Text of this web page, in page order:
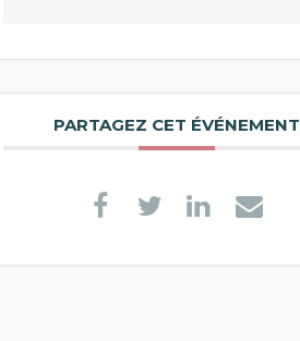
PARTAGEZ CET ÉVÉNEMENT